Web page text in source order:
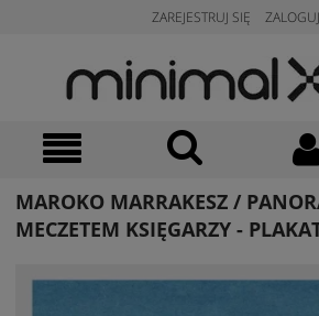
ZAREJESTRUJ SIĘ
MAROKO MARRAKESZ /
MECZETEM KSIĘGARZY -